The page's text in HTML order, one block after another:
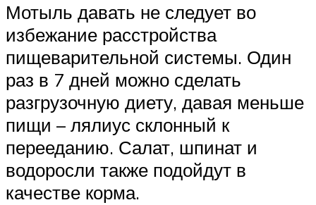
Мотыль давать не следует во
избежание расстройства
пищеварительной системы. Один
раз в 7 дней можно сделать
разгрузочную диету, давая меньше
пищи – лялиус склонный к
перееданию. Салат, шпинат и
водоросли также подойдут в
качестве корма.